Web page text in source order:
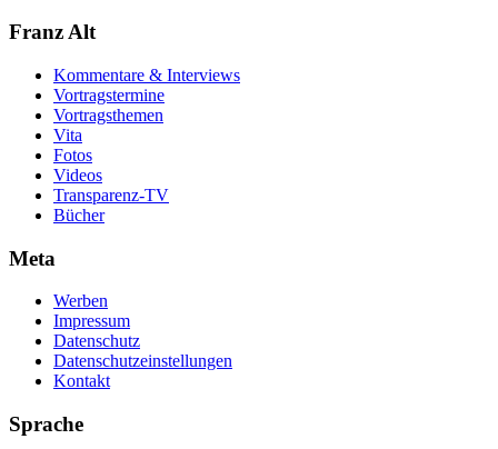
Franz Alt
Kommentare & Interviews
Vortragstermine
Vortragsthemen
Vita
Fotos
Videos
Transparenz-TV
Bücher
Meta
Werben
Impressum
Datenschutz
Datenschutzeinstellungen
Kontakt
Sprache